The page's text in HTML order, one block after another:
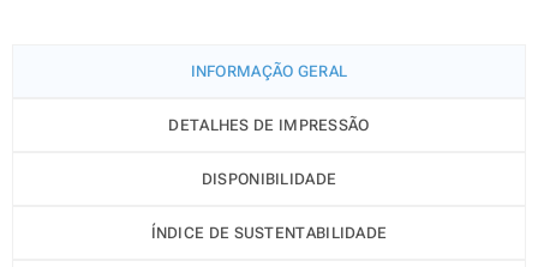
INFORMAÇÃO GERAL
DETALHES DE IMPRESSÃO
DISPONIBILIDADE
ÍNDICE DE SUSTENTABILIDADE